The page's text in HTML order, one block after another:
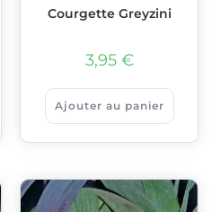
Courgette Greyzini
3,95 €
Ajouter au panier